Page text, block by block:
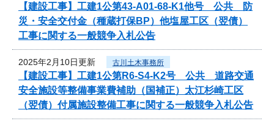
【建設工事】工建1公第43-A01-68-K1他号 公共 防
災・安全交付金（種蔵打保BP）他塩屋工区（翌債）
工事に関する一般競争入札公告
2025年2月10日更新 古川土木事務所
【建設工事】工建1公第R6-S4-K2号 公共 道路交通
安全施設等整備事業費補助（国補正）太江杉崎工区
（翌債）付属施設整備工事に関する一般競争入札公告